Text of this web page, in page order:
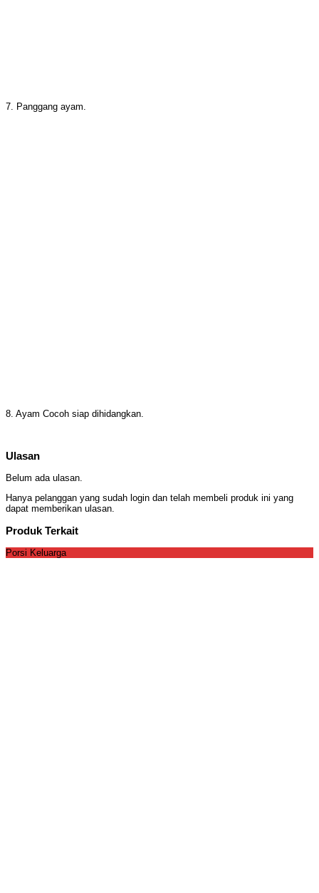
7. Panggang ayam.
8. Ayam Cocoh siap dihidangkan.
Ulasan
Belum ada ulasan.
Hanya pelanggan yang sudah login dan telah membeli produk ini yang
dapat memberikan ulasan.
Produk Terkait
Porsi Keluarga